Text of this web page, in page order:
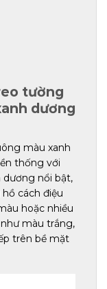
tường
dương
màu xanh
thống với
dương nổi bật,
cách điệu
hoặc nhiều
màu trắng,
trên bề mặt